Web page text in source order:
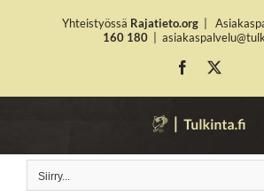
Yhteistyössä Rajatieto.org
160 180
Facebook
Siirry...